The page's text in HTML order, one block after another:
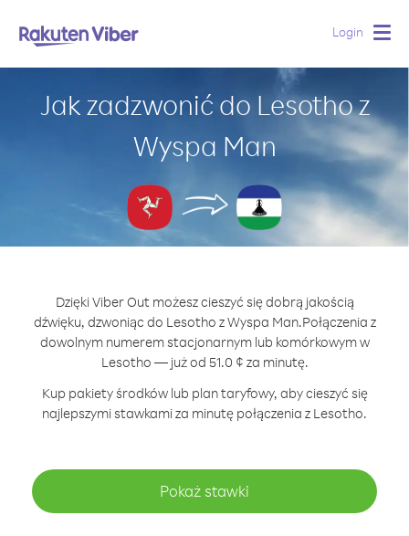
Login
Jak zadzwonić do Lesotho z
Wyspa Man
Dzięki Viber Out możesz cieszyć się dobrą jakością
dźwięku, dzwoniąc do Lesotho z Wyspa Man.Połączenia z
dowolnym numerem stacjonarnym lub komórkowym w
Lesotho — już od 51.0 ¢ za minutę.
Kup pakiety środków lub plan taryfowy, aby cieszyć się
najlepszymi stawkami za minutę połączenia z Lesotho.
Pokaż stawki